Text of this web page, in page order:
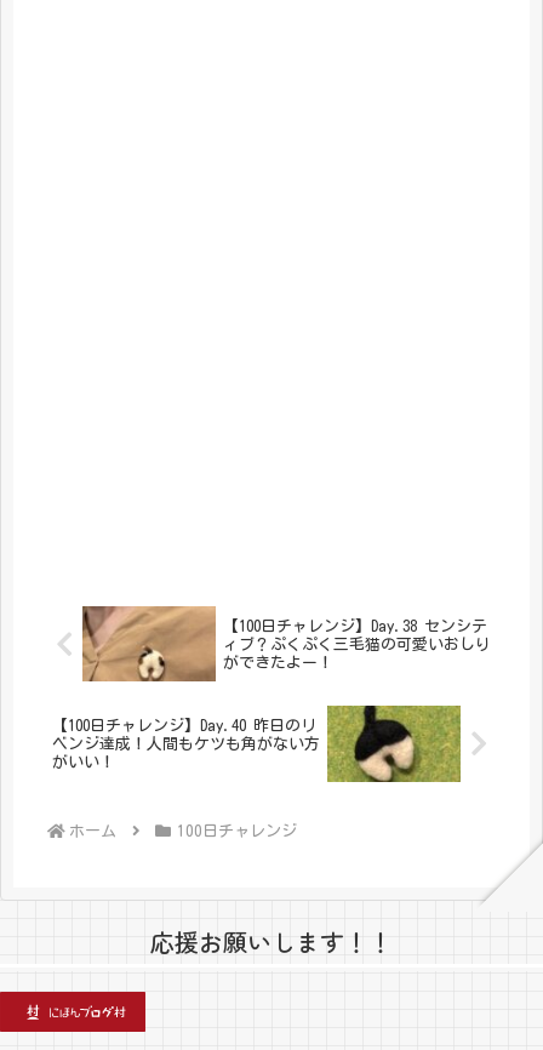
【100日チャレンジ】Day.38 センシテ
ィブ？ぷくぷく三毛猫の可愛いおしり
ができたよー！
【100日チャレンジ】Day.40 昨日のリ
ベンジ達成！人間もケツも角がない方
がいい！
ホーム 100日チャレンジ
応援お願いします！！